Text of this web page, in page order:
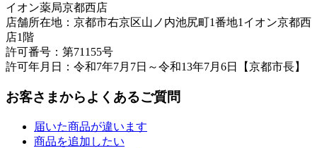
イオン薬局京都西店
店舗所在地：京都市右京区山ノ内池尻町1番地1イオン京都西
店1階
許可番号：第71155号
許可年月日：令和7年7月7日～令和13年7月6日【京都市長】
お客さまからよくあるご質問
届いた商品が違います
商品を追加したい